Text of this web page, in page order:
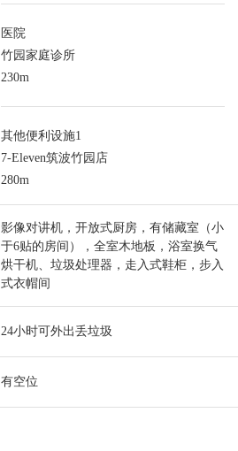
医院
竹园家庭诊所
230m
其他便利设施1
7-Eleven筑波竹园店
280m
影像对讲机，开放式厨房，有储藏室（小
于6贴的房间），全室木地板，浴室换气
烘干机、垃圾处理器，走入式鞋柜，步入
式衣帽间
24小时可外出丢垃圾
有空位